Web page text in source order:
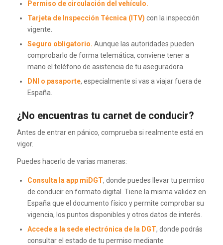
Permiso de circulación del vehículo.
Tarjeta de Inspección Técnica (ITV) con la inspección
vigente.
Seguro obligatorio. Aunque las autoridades pueden
comprobarlo de forma telemática, conviene tener a
mano el teléfono de asistencia de tu aseguradora.
DNI o pasaporte, especialmente si vas a viajar fuera de
España.
¿No encuentras tu carnet de conducir?
Antes de entrar en pánico, comprueba si realmente está en
vigor.
Puedes hacerlo de varias maneras:
Consulta la app miDGT, donde puedes llevar tu permiso
de conducir en formato digital. Tiene la misma validez en
España que el documento físico y permite comprobar su
vigencia, los puntos disponibles y otros datos de interés.
Accede a la sede electrónica de la DGT, donde podrás
consultar el estado de tu permiso mediante